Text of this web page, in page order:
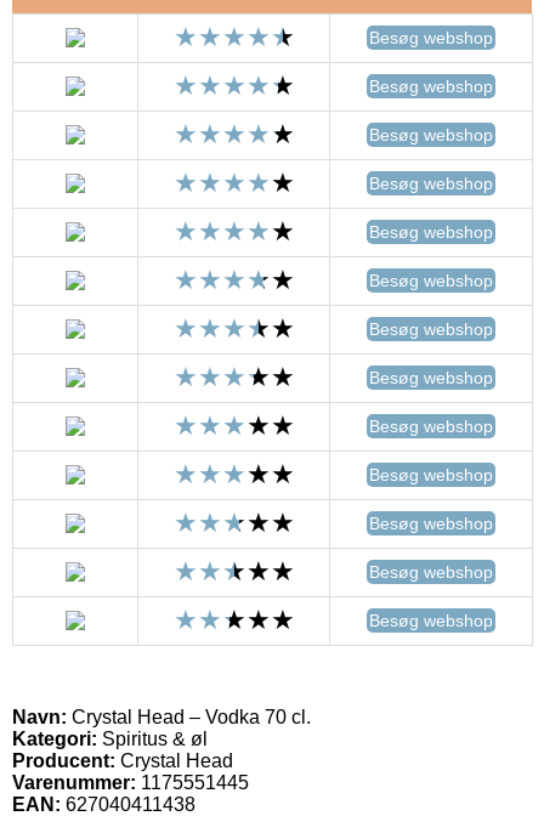
Besøg webshop
Besøg webshop
Besøg webshop
Besøg webshop
Besøg webshop
Besøg webshop
Besøg webshop
Besøg webshop
Besøg webshop
Besøg webshop
Besøg webshop
Besøg webshop
Besøg webshop
Navn: Crystal Head – Vodka 70 cl.
Kategori: Spiritus & øl
Producent: Crystal Head
Varenummer: 1175551445
EAN: 627040411438